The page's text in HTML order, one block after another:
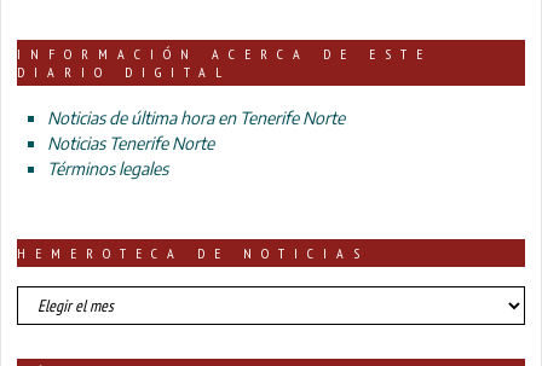
INFORMACIÓN ACERCA DE ESTE
DIARIO DIGITAL
Noticias de última hora en Tenerife Norte
Noticias Tenerife Norte
Términos legales
HEMEROTECA DE NOTICIAS
HEMEROTECA
DE